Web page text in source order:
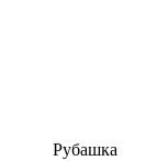
Рубашка